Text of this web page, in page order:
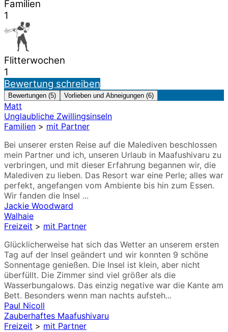
Familien
1
Flitterwochen
1
Bewertung schreiben
Bewertungen (5) Vorlieben und Abneigungen (6)
Matt
Unglaubliche Zwillingsinseln
Familien > mit Partner
Bei unserer ersten Reise auf die Malediven beschlossen
mein Partner und ich, unseren Urlaub in Maafushivaru zu
verbringen, und mit dieser Erfahrung begannen wir, die
Malediven zu lieben. Das Resort war eine Perle; alles war
perfekt, angefangen vom Ambiente bis hin zum Essen.
Wir fanden die Insel ...
Jackie Woodward
Walhaie
Freizeit > mit Partner
Glücklicherweise hat sich das Wetter an unserem ersten
Tag auf der Insel geändert und wir konnten 9 schöne
Sonnentage genießen. Die Insel ist klein, aber nicht
überfüllt. Die Zimmer sind viel größer als die
Wasserbungalows. Das einzig negative war die Kante am
Bett. Besonders wenn man nachts aufsteh...
Paul Nicoll
Zauberhaftes Maafushivaru
Freizeit > mit Partner